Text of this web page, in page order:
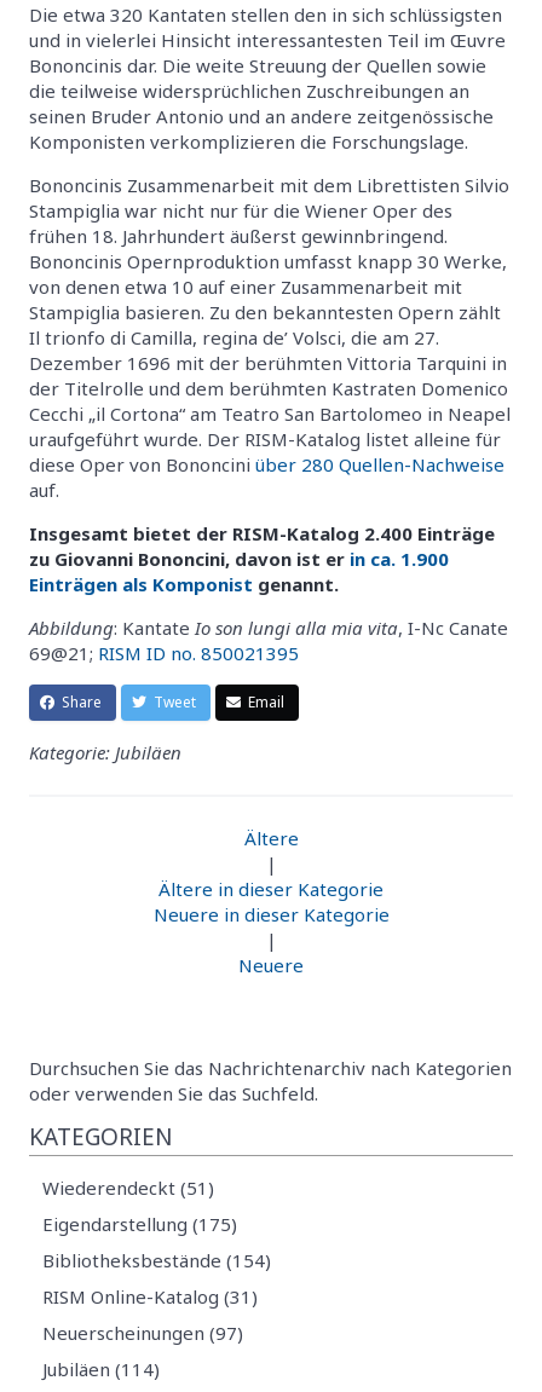
Die etwa 320 Kantaten stellen den in sich schlüssigsten
und in vielerlei Hinsicht interessantesten Teil im Œuvre
Bononcinis dar. Die weite Streuung der Quellen sowie
die teilweise widersprüchlichen Zuschreibungen an
seinen Bruder Antonio und an andere zeitgenössische
Komponisten verkomplizieren die Forschungslage.
Bononcinis Zusammenarbeit mit dem Librettisten Silvio
Stampiglia war nicht nur für die Wiener Oper des
frühen 18. Jahrhundert äußerst gewinnbringend.
Bononcinis Opernproduktion umfasst knapp 30 Werke,
von denen etwa 10 auf einer Zusammenarbeit mit
Stampiglia basieren. Zu den bekanntesten Opern zählt
Il trionfo di Camilla, regina de’ Volsci, die am 27.
Dezember 1696 mit der berühmten Vittoria Tarquini in
der Titelrolle und dem berühmten Kastraten Domenico
Cecchi „il Cortona“ am Teatro San Bartolomeo in Neapel
uraufgeführt wurde. Der RISM-Katalog listet alleine für
diese Oper von Bononcini über 280 Quellen-Nachweise
auf.
Insgesamt bietet der RISM-Katalog 2.400 Einträge
zu Giovanni Bononcini, davon ist er in ca. 1.900
Einträgen als Komponist genannt.
Abbildung: Kantate Io son lungi alla mia vita, I-Nc Canate
69@21; RISM ID no. 850021395
Share Tweet Email
Kategorie: Jubiläen
Ältere
|
Ältere in dieser Kategorie
Neuere in dieser Kategorie
|
Neuere
Durchsuchen Sie das Nachrichtenarchiv nach Kategorien
oder verwenden Sie das Suchfeld.
KATEGORIEN
Wiederendeckt (51)
Eigendarstellung (175)
Bibliotheksbestände (154)
RISM Online-Katalog (31)
Neuerscheinungen (97)
Jubiläen (114)